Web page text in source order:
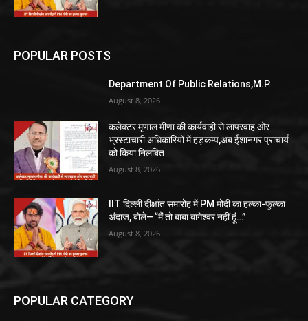
POPULAR POSTS
Department Of Public Relations,M.P.
August 8, 2026
कलेक्टर मृणाल मीणा की कार्यवाही से लापरवाह ओर
भ्रस्टाचारी अधिकारियों में हड़कम्प,अब ईशानगर प्राचार्य
को किया निलंबित
August 8, 2026
IIT दिल्ली दीक्षांत समारोह में PM मोदी का हल्का-फुल्का
अंदाज, बोले—“मैं तो बाबा बागेश्वर नहीं हूं…”
August 8, 2026
POPULAR CATEGORY